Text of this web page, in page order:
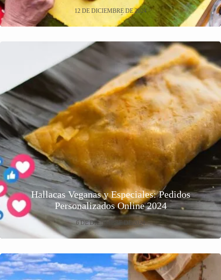
12 DE DICIEMBRE DE 2024
Hallacas Veganas y Especiales: Pedidos
Personalizados Online 2024
6 DE DICIEMBRE DE 2024